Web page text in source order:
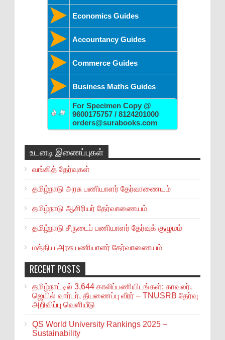
Economics Guides
Accountancy Guides
Commerce Guides
Business Maths Guides
For Specimen Copy @
9600175757 / 8124201000
orders@surabooks.com
உடனடி இணைப்புகள்
வங்கித் தேர்வுகள்
தமிழ்நாடு அரசு பணியாளர் தேர்வாணையம்
தமிழ்நாடு ஆசிரியர் தேர்வாணையம்
தமிழ்நாடு சீருடைப் பணியாளர் தேர்வுக் குழுமம்
மத்திய அரசு பணியாளர் தேர்வாணையம்
RECENT POSTS
தமிழ்நாட்டில் 3,644 காலிப்பணியிடங்கள்; காவலர்,
ஜெயில் வார்டர், தீயணைப்பு வீரர் – TNUSRB தேர்வு
அறிவிப்பு வெளியீடு
QS World University Rankings 2025 –
Sustainability